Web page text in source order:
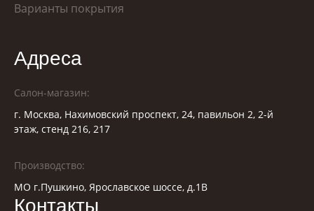
Варианты покрытия
Адреса
Салон-магазин:
г. Москва, Нахимовский проспект, 24, павильон 2, 2-й
этаж, стенд 216, 217
Производство:
МО г.Пушкино, Ярославское шоссе, д.1В
Контакты